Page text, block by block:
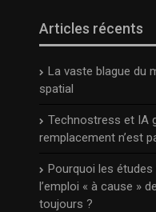
Articles récents
La vaste blague du
spatial
Technostress et IA
remplacement n’est
Pourquoi les
l’emploi « à cause »
toujours ?